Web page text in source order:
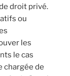
droit privé.
ou
les
le cas
chargée de